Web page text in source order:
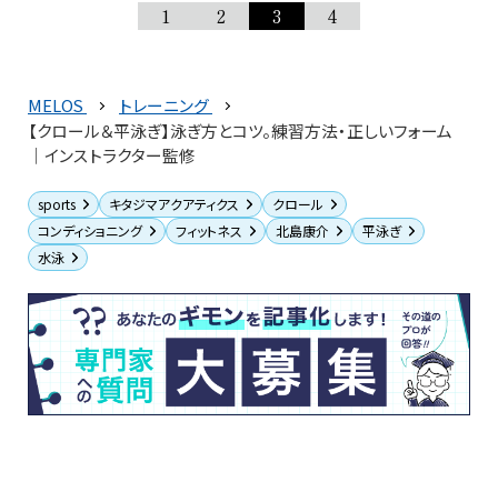
1 2 3 4
MELOS
トレーニング
【クロール＆平泳ぎ】泳ぎ方とコツ。練習方法・正しいフォーム
｜インストラクター監修
sports キタジマアクアティクス
クロール
コンディショニング
フィットネス 北島康介
平泳ぎ
水泳